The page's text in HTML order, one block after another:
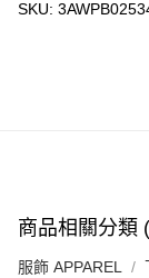
SKU:
商品相關分類
服飾 APPAREL